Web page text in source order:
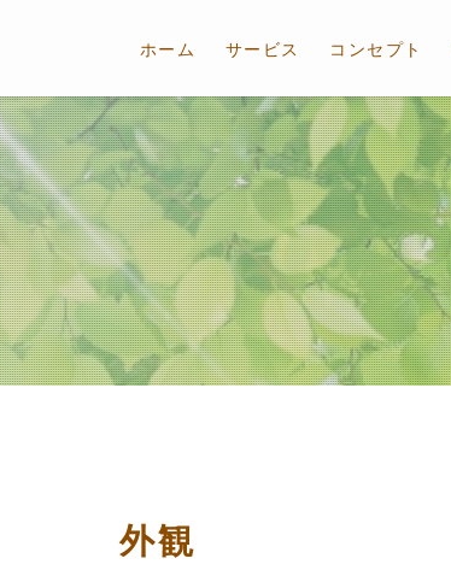
ホーム サービス コンセプト
外観